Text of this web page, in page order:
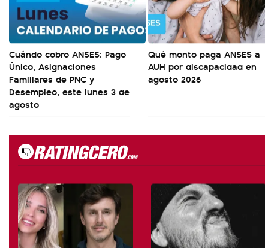
Cuándo cobro ANSES: Pago
Único, Asignaciones
Familiares de PNC y
Desempleo, este lunes 3 de
agosto
Qué monto paga ANSES a
AUH por discapacidad en
agosto 2026